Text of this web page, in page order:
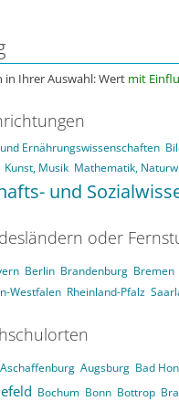
in Ihrer Auswahl: Wert mit
Ernährungswissenschaften
Kunst, Musik Mathematik,
und
oder
Berlin Brandenburg Bremen
Westfalen Rheinland-Pfalz
Aschaffenburg Augsburg Bad
Bochum Bonn Bottrop